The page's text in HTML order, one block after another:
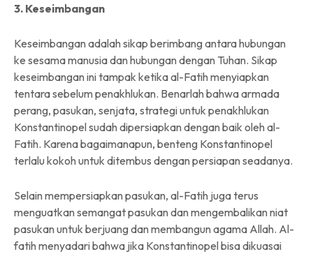
3. Keseimbangan
Keseimbangan adalah sikap berimbang antara hubungan
ke sesama manusia dan hubungan dengan Tuhan. Sikap
keseimbangan ini tampak ketika al-Fatih menyiapkan
tentara sebelum penakhlukan. Benarlah bahwa armada
perang, pasukan, senjata, strategi untuk penakhlukan
Konstantinopel sudah dipersiapkan dengan baik oleh al-
Fatih. Karena bagaimanapun, benteng Konstantinopel
terlalu kokoh untuk ditembus dengan persiapan seadanya.
Selain mempersiapkan pasukan, al-Fatih juga terus
menguatkan semangat pasukan dan mengembalikan niat
pasukan untuk berjuang dan membangun agama Allah. Al-
fatih menyadari bahwa jika Konstantinopel bisa dikuasai